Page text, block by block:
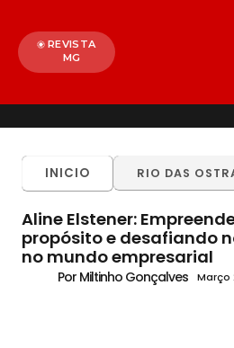
REVISTA
MG
INICIO RIO DAS
Aline Elstener:
propósito e desafiando
no mundo empresarial
Por Miltinho Gonçalves Março